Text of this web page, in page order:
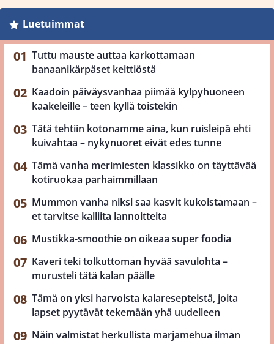
Luetuimmat
Tuttu mauste auttaa karkottamaan
banaanikärpäset keittiöstä
Kaadoin päiväysvanhaa piimää kylpyhuoneen
kaakeleille – teen kyllä toistekin
Tätä tehtiin kotonamme aina, kun ruisleipä ehti
kuivahtaa – nykynuoret eivät edes tunne
Tämä vanha merimiesten klassikko on täyttävää
kotiruokaa parhaimmillaan
Mummon vanha niksi saa kasvit kukoistamaan –
et tarvitse kalliita lannoitteita
Mustikka-smoothie on oikeaa super foodia
Kaveri teki tolkuttoman hyvää savulohta –
murusteli tätä kalan päälle
Tämä on yksi harvoista kalaresepteistä, joita
lapset pyytävät tekemään yhä uudelleen
Näin valmistat herkullista marjamehua ilman